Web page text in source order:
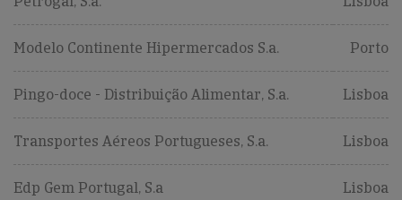
Modelo Continente Hipermercados S.a. Porto
Pingo-doce - Distribuição Alimentar, S.a. Lisboa
Transportes Aéreos Portugueses, S.a. Lisboa
Edp Gem Portugal, S.a Lisboa